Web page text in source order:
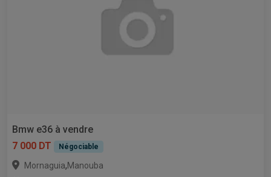
Bmw e36 à vendre
7 000 DT
Négociable
Mornaguia,Manouba